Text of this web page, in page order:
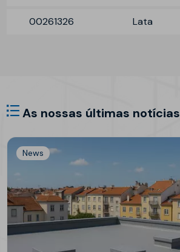
00261326 Lata
As nossas últimas notícias
News